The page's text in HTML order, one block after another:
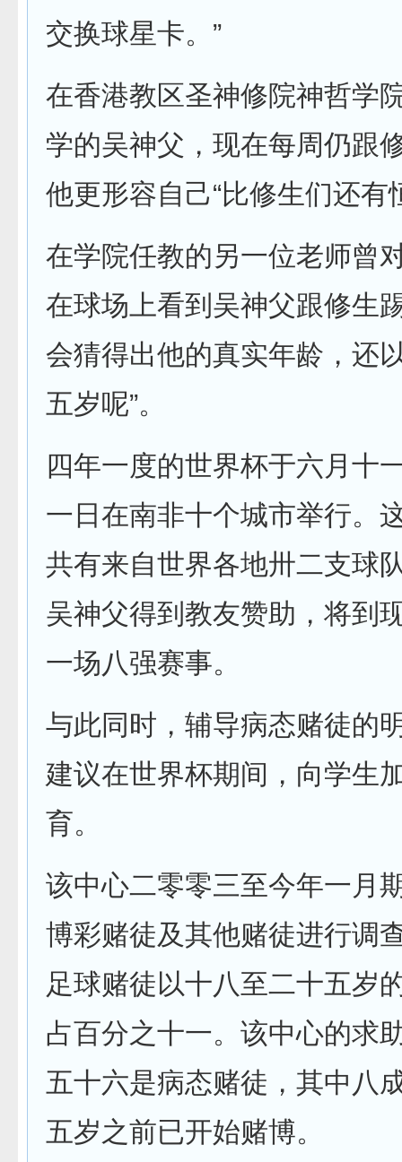
交换球星卡。”
在香港教区圣神修院神哲学
学的吴神父，现在每周仍跟
他更形容自己“比修生们还有
在学院任教的另一位老师曾
在球场上看到吴神父跟修生
会猜得出他的真实年龄，还
五岁呢”。
四年一度的世界杯于六月十
一日在南非十个城市举行。
共有来自世界各地卅二支球
吴神父得到教友赞助，将到
一场八强赛事。
与此同时，辅导病态赌徒的
建议在世界杯期间，向学生
育。
该中心二零零三至今年一月
博彩赌徒及其他赌徒进行调
足球赌徒以十八至二十五岁
占百分之十一。该中心的求
五十六是病态赌徒，其中八
五岁之前已开始赌博。